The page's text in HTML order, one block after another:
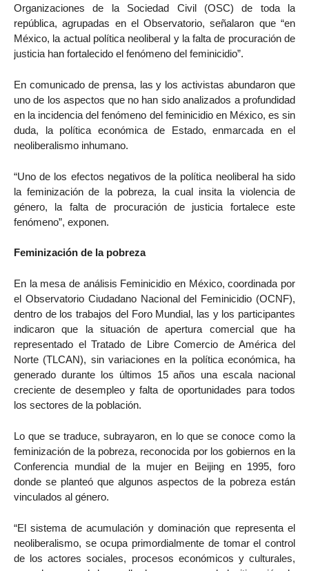
Organizaciones de la Sociedad Civil (OSC) de toda la
república, agrupadas en el Observatorio, señalaron que “en
México, la actual política neoliberal y la falta de procuración de
justicia han fortalecido el fenómeno del feminicidio”.
En comunicado de prensa, las y los activistas abundaron que
uno de los aspectos que no han sido analizados a profundidad
en la incidencia del fenómeno del feminicidio en México, es sin
duda, la política económica de Estado, enmarcada en el
neoliberalismo inhumano.
“Uno de los efectos negativos de la política neoliberal ha sido
la feminización de la pobreza, la cual insita la violencia de
género, la falta de procuración de justicia fortalece este
fenómeno”, exponen.
Feminización de la pobreza
En la mesa de análisis Feminicidio en México, coordinada por
el Observatorio Ciudadano Nacional del Feminicidio (OCNF),
dentro de los trabajos del Foro Mundial, las y los participantes
indicaron que la situación de apertura comercial que ha
representado el Tratado de Libre Comercio de América del
Norte (TLCAN), sin variaciones en la política económica, ha
generado durante los últimos 15 años una escala nacional
creciente de desempleo y falta de oportunidades para todos
los sectores de la población.
Lo que se traduce, subrayaron, en lo que se conoce como la
feminización de la pobreza, reconocida por los gobiernos en la
Conferencia mundial de la mujer en Beijing en 1995, foro
donde se planteó que algunos aspectos de la pobreza están
vinculados al género.
“El sistema de acumulación y dominación que representa el
neoliberalismo, se ocupa primordialmente de tomar el control
de los actores sociales, procesos económicos y culturales,